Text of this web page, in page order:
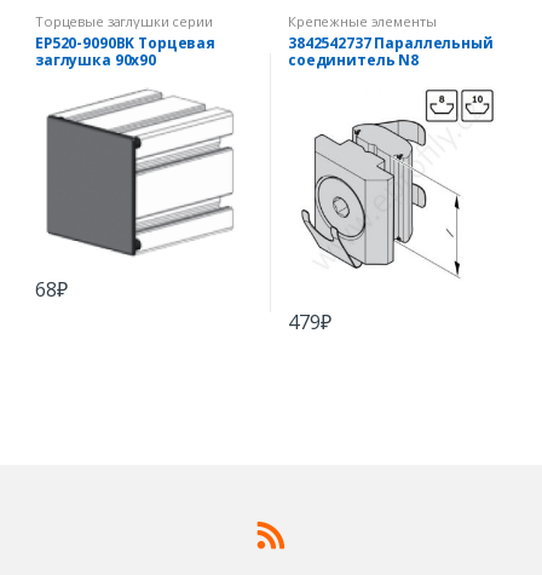
Торцевые заглушки серии
EcoPRO
EP520-9090BK Торцевая
заглушка 90х90
68₽
Крепежные элементы
3842542737 Параллельный
соединитель N8
479₽